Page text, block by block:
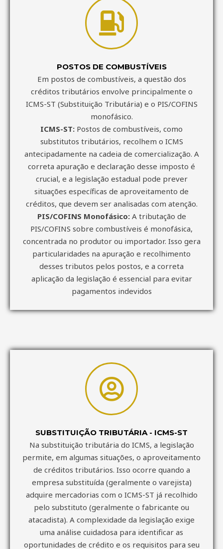
POSTOS DE COMBUSTÍVEIS
Em postos de combustíveis, a questão dos
créditos tributários envolve principalmente o
ICMS-ST (Substituição Tributária) e o PIS/COFINS
monofásico.
ICMS-ST: Postos de combustíveis, como
substitutos tributários, recolhem o ICMS
antecipadamente na cadeia de comercialização. A
correta apuração e declaração desse imposto é
crucial, e a legislação estadual pode prever
situações específicas de aproveitamento de
créditos, que devem ser analisadas com atenção.
PIS/COFINS Monofásico:A tributação de
PIS/COFINS sobre combustíveis é monofásica,
concentrada no produtor ou importador. Isso gera
particularidades na apuração e recolhimento
desses tributos pelos postos, e a correta
aplicação da legislação é essencial para evitar
pagamentos indevidos
SUBSTITUIÇÃO TRIBUTÁRIA - ICMS-ST
Na substituição tributária do ICMS, a legislação
permite, em algumas situações, o aproveitamento
de créditos tributários. Isso ocorre quando a
empresa substituída (geralmente o varejista)
adquire mercadorias com o ICMS-ST já recolhido
pelo substituto (geralmente o fabricante ou
atacadista). A complexidade da legislação exige
uma análise cuidadosa para identificar as
oportunidades de crédito e os requisitos para seu